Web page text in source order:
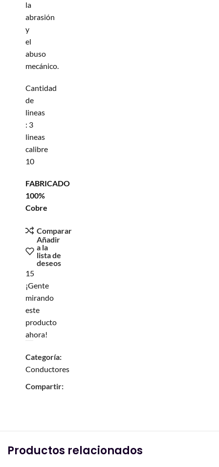
la
abrasión
y
el
abuso
mecánico.
Cantidad
de
lineas
: 3
lineas
calibre
10
FABRICADO
100%
Cobre
Comparar
Añadir
a la
lista de
deseos
15
¡Gente
mirando
este
producto
ahora!
Categoría:
Conductores
Compartir:
Productos relacionados